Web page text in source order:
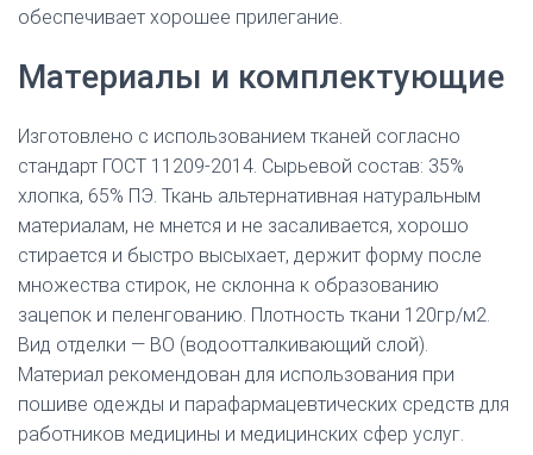
обеспечивает хорошее прилегание.
Материалы и комплектующие
Изготовлено с использованием тканей согласно
стандарт ГОСТ 11209-2014. Сырьевой состав: 35%
хлопка, 65% ПЭ. Ткань альтернативная натуральным
материалам, не мнется и не засаливается, хорошо
стирается и быстро высыхает, держит форму после
множества стирок, не склонна к образованию
зацепок и пеленгованию. Плотность ткани 120гр/м2.
Вид отделки — ВО (водоотталкивающий слой).
Материал рекомендован для использования при
пошиве одежды и парафармацевтических средств для
работников медицины и медицинских сфер услуг.